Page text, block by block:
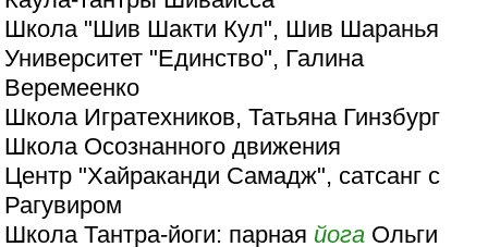
Школа "Шив Шакти Кул", Шив Шаранья
Университет "Единство", Галина
Веремеенко
Школа Игратехников, Татьяна Гинзбург
Школа Осознанного движения
Центр "Хайраканди Самадж", сатсанг с
Рагувиром
Школа Тантра-йоги: парная йога Ольги